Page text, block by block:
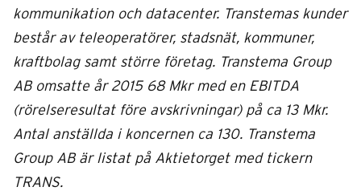
kommunikation och datacenter. Transtemas kunder
består av teleoperatörer, stadsnät, kommuner,
kraftbolag samt större företag. Transtema Group
AB omsatte år 2015 68 Mkr med en EBITDA
(rörelseresultat före avskrivningar) på ca 13 Mkr.
Antal anställda i koncernen ca 130. Transtema
Group AB är listat på Aktietorget med tickern
TRANS.